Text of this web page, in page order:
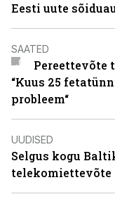
Eesti uute
SAATED
Pereettevõte
“Kuus 25
probleem“
UUDISED
Selgus kogu
telekomiettevõte